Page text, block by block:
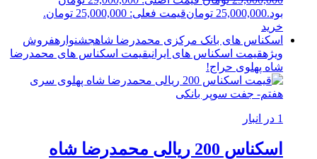
بود.25,000,000 تومانقیمت فعلی: 25,000,000 تومان.
خرید
اسکناس های بانک مرکزی محمدرضا شاهجشنوارهفروش
ویژهقیمت اسکناس های ایرانیقیمت اسکناس های محمدرضا
شاه پهلوی حراج!
1 در انبار
اسکناس 200 ریالی محمدرضا شاه